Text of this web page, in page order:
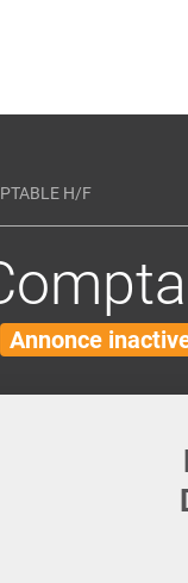
H/F
Annonce